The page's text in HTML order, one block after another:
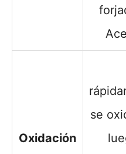
Oxidación
se